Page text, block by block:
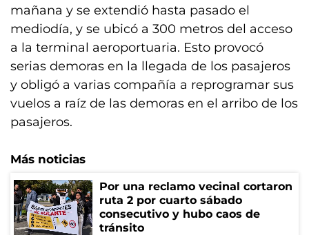
mañana y se extendió hasta pasado el
mediodía, y se ubicó a 300 metros del acceso
a la terminal aeroportuaria. Esto provocó
serias demoras en la llegada de los pasajeros
y obligó a varias compañía a reprogramar sus
vuelos a raíz de las demoras en el arribo de los
pasajeros.
Más noticias
Por una reclamo vecinal cortaron
ruta 2 por cuarto sábado
consecutivo y hubo caos de
tránsito